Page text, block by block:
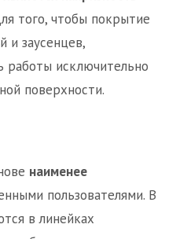
того, чтобы покрытие
и заусенцев,
исключительно
поверхности.
наименее
пользователями. В
в линейках